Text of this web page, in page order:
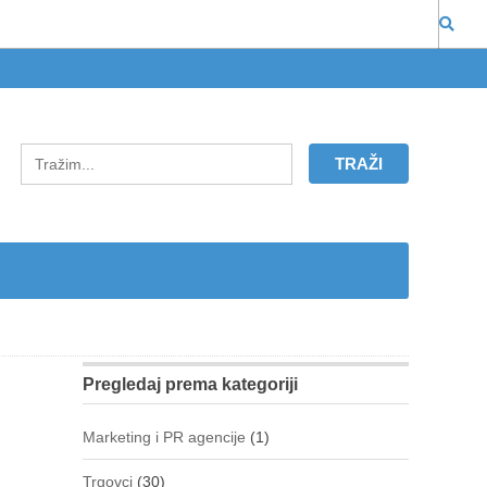
Pregledaj prema kategoriji
Marketing i PR agencije (1)
Trgovci (30)